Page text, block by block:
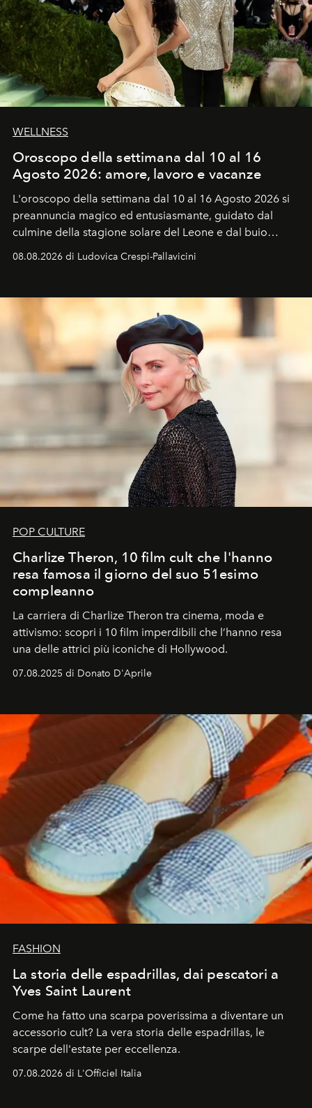
WELLNESS
Oroscopo della settimana dal 10 al 16
Agosto 2026: amore, lavoro e vacanze
L'oroscopo della settimana dal 10 al 16 Agosto 2026 si
preannuncia magico ed entusiasmante, guidato dal
culmine della stagione solare del Leone e dal buio
ideale per la notte delle Perseidi.
08.08.2026 di Ludovica Crespi-Pallavicini
POP CULTURE
Charlize Theron, 10 film cult che l'hanno
resa famosa il giorno del suo 51esimo
compleanno
La carriera di Charlize Theron tra cinema, moda e
attivismo: scopri i 10 film imperdibili che l’hanno resa
una delle attrici più iconiche di Hollywood.
07.08.2025 di Donato D'Aprile
FASHION
La storia delle espadrillas, dai pescatori a
Yves Saint Laurent
Come ha fatto una scarpa poverissima a diventare un
accessorio cult? La vera storia delle espadrillas, le
scarpe dell'estate per eccellenza.
07.08.2026 di L'Officiel Italia